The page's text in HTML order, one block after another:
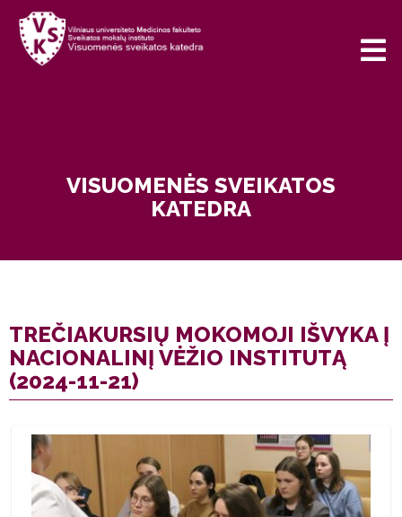
VISUOMENĖS SVEIKATOS
KATEDRA
TREČIAKURSIŲ MOKOMOJI IŠVYKA Į
NACIONALINĮ VĖŽIO INSTITUTĄ
(2024-11-21)